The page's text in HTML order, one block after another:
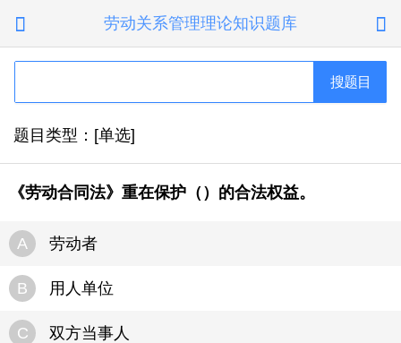
 劳动关系管理理论知识题库 
搜题目
题目类型：[单选]
《劳动合同法》重在保护（）的合法权益。
A 劳动者
B 用人单位
C 双方当事人